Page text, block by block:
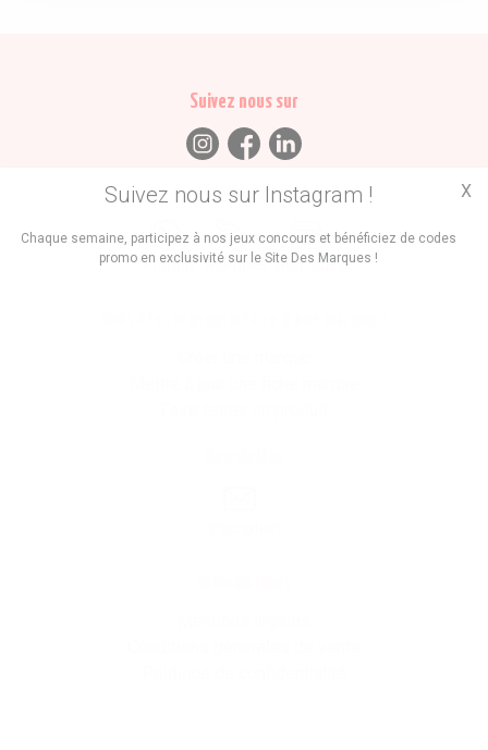
Suivez nous sur Instagram !
Chaque semaine, participez à nos jeux concours et bénéficiez de codes
promo en exclusivité sur le Site Des Marques !
X
Suivez nous sur
Trouvez des
Promos Marques Boutiques